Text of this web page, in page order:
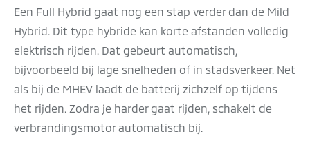
Een Full Hybrid gaat nog een stap verder dan de Mild
Hybrid. Dit type hybride kan korte afstanden volledig
elektrisch rijden. Dat gebeurt automatisch,
bijvoorbeeld bij lage snelheden of in stadsverkeer. Net
als bij de MHEV laadt de batterij zichzelf op tijdens
het rijden. Zodra je harder gaat rijden, schakelt de
verbrandingsmotor automatisch bij.